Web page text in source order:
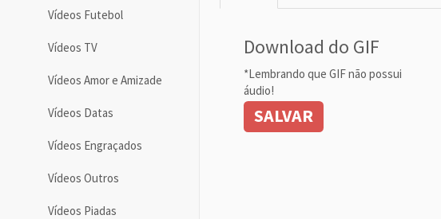
Vídeos Futebol
Vídeos TV
Vídeos Amor e Amizade
Vídeos Datas
Vídeos Engraçados
Vídeos Outros
Vídeos Piadas
Download do GIF
*Lembrando que GIF não possui
áudio!
SALVAR